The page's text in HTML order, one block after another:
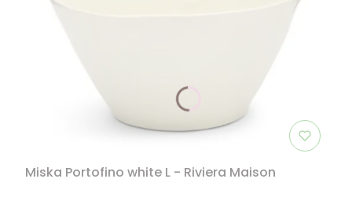
Miska Portofino white L - Riviera Maison